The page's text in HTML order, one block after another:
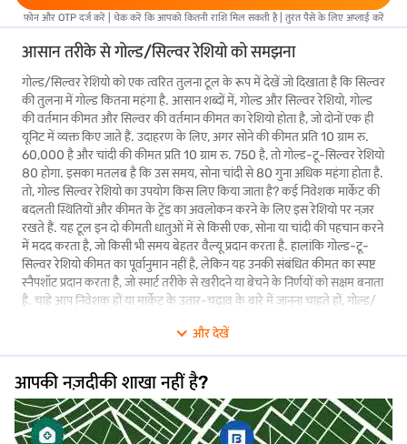
फोन और OTP दर्ज करें | चेक करें कि आपको कितनी राशि मिल सकती है | तुरंत पैसे के लिए अप्लाई करें
आसान तरीके से गोल्ड/सिल्वर रेशियो को समझना
गोल्ड/सिल्वर रेशियो को एक त्वरित तुलना टूल के रूप में देखें जो दिखाता है कि सिल्वर
की तुलना में गोल्ड कितना महंगा है. आसान शब्दों में, गोल्ड और सिल्वर रेशियो, गोल्ड
की वर्तमान कीमत और सिल्वर की वर्तमान कीमत का रेशियो होता है, जो दोनों एक ही
यूनिट में व्यक्त किए जाते हैं. उदाहरण के लिए, अगर सोने की कीमत प्रति 10 ग्राम रु.
60,000 है और चांदी की कीमत प्रति 10 ग्राम रु. 750 है, तो गोल्ड-टू-सिल्वर रेशियो
80 होगा. इसका मतलब है कि उस समय, सोना चांदी से 80 गुना अधिक महंगा होता है.
तो, गोल्ड सिल्वर रेशियो का उपयोग किस लिए किया जाता है? कई निवेशक मार्केट की
बदलती स्थितियों और कीमत के ट्रेंड का अवलोकन करने के लिए इस रेशियो पर नज़र
रखते हैं. यह टूल इन दो कीमती धातुओं में से किसी एक, सोना या चांदी की पहचान करने
में मदद करता है, जो किसी भी समय बेहतर वैल्यू प्रदान करता है. हालांकि गोल्ड-टू-
सिल्वर रेशियो कीमत का पूर्वानुमान नहीं है, लेकिन यह उनकी संबंधित कीमत का स्पष्ट
स्नैपशॉट प्रदान करता है, जो स्मार्ट तरीके से खरीदने या बेचने के निर्णयों को सक्षम बनाता
है. चाहे आप निवेशक हों या मार्केट के उतार-चढ़ाव के बारे में जानना चाहते हों, गोल्ड/
गोल्ड/सिल्वर रेशियो कैसे काम करता है?
कभी सोचा है कि पैसे का निर्णय लेने से पहले लोग सोने और चांदी की तुलना क्यों करते
हैं? इसी स्थिति में गोल्ड-सिल्वर रेशियो आता है, और वास्तव में समझना बहुत आसान
और देखें
आपकी नज़दीकी शाखा नहीं है?